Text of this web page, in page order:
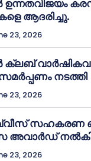
ഉന്നതവിജയം
ആദരിച്ചു.
23, 2026
ക്ലബ്
നടത്തി
23, 2026
സഹകരണ
അവാർഡ്
23, 2026